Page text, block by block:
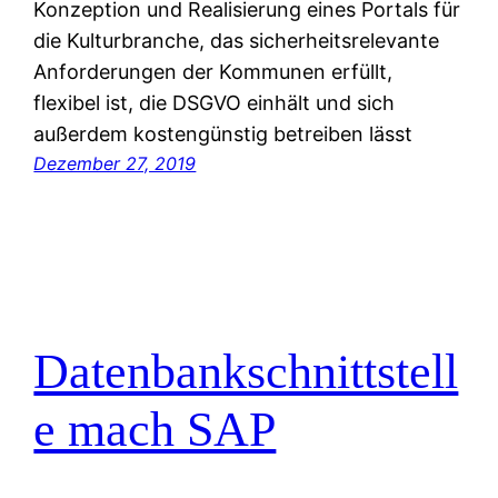
Konzeption und Realisierung eines Portals für
die Kulturbranche, das sicherheitsrelevante
Anforderungen der Kommunen erfüllt,
flexibel ist, die DSGVO einhält und sich
außerdem kostengünstig betreiben lässt
Dezember 27, 2019
Datenbankschnittstell
e mach SAP